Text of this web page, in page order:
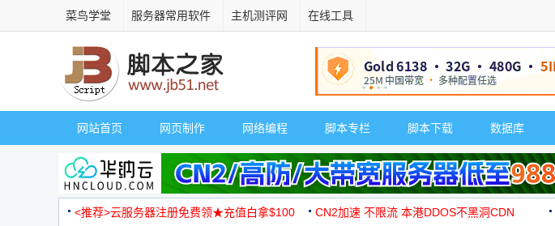
菜鸟学堂 服务器常用软件 主机测评网 在线工具
网站首页 网页制作 网络编程 脚本专栏 脚本下载 数据库
<推荐>云服务器注册免费领★充值白拿$100 CN2加速 不限流 本港DDOS不黑洞CDN